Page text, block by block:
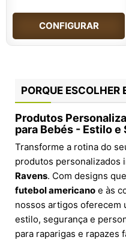
CONFIGURAR
PORQUE
Produtos
para Bebés - Estilo
Transforme a rotina do
produtos personalizados
Ravens. Com designs
futebol americano e às
nossos artigos oferecem
estilo, segurança e
para raparigas e rapazes